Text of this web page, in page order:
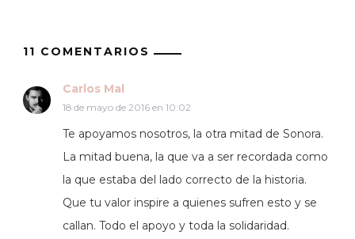
11 COMENTARIOS
Carlos Mal
18 de mayo de 2016 en 10:02
Te apoyamos nosotros, la otra mitad de Sonora.
La mitad buena, la que va a ser recordada como
la que estaba del lado correcto de la historia.
Que tu valor inspire a quienes sufren esto y se
callan. Todo el apoyo y toda la solidaridad.